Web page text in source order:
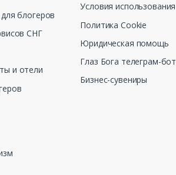
блогеров
СНГ
и отели
Условия использования
Политика Cookie
Юридическая помощь
Глаз Бога телеграм-бот
Бизнес-сувениры